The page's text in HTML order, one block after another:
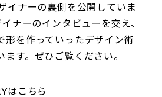
イナーの裏側を公開していま
ナーのインタビューを交え、
形を作っていったデザイン術
す。ぜひご覧ください。
はこちら